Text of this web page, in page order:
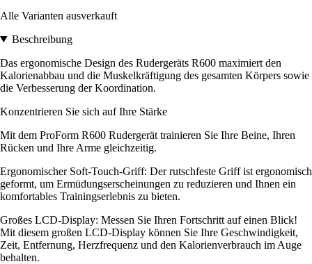
Alle Varianten ausverkauft
Beschreibung
Das ergonomische Design des Rudergeräts R600 maximiert den
Kalorienabbau und die Muskelkräftigung des gesamten Körpers sowie
die Verbesserung der Koordination.
Konzentrieren Sie sich auf Ihre Stärke
Mit dem ProForm R600 Rudergerät trainieren Sie Ihre Beine, Ihren
Rücken und Ihre Arme gleichzeitig.
Ergonomischer Soft-Touch-Griff: Der rutschfeste Griff ist ergonomisch
geformt, um Ermüdungserscheinungen zu reduzieren und Ihnen ein
komfortables Trainingserlebnis zu bieten.
Großes LCD-Display: Messen Sie Ihren Fortschritt auf einen Blick!
Mit diesem großen LCD-Display können Sie Ihre Geschwindigkeit,
Zeit, Entfernung, Herzfrequenz und den Kalorienverbrauch im Auge
behalten.